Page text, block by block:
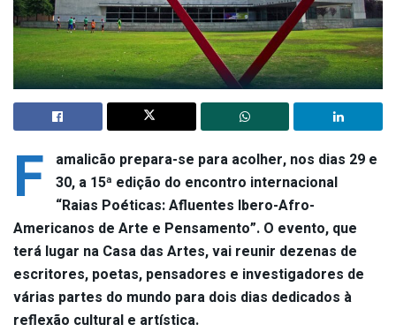
F
amalicão prepara-se para acolher, nos dias 29 e
30, a 15ª edição do encontro internacional
“Raias Poéticas: Afluentes Ibero-Afro-
Americanos de Arte e Pensamento”. O evento, que
terá lugar na Casa das Artes, vai reunir dezenas de
escritores, poetas, pensadores e investigadores de
várias partes do mundo para dois dias dedicados à
reflexão cultural e artística.